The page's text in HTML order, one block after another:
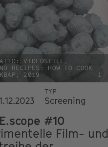
VIDEOSTILL,
RECIPES: HOW TO COOK
2019
i
TYP
Screening
#10
Film- und